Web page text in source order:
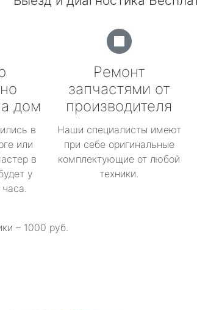
дом
в
или
в
у
Ремонт
запчастями от
производителя
Наши специалисты имеют
при себе оригинальные
комплектующие от любой
техники.
– 1000 руб.